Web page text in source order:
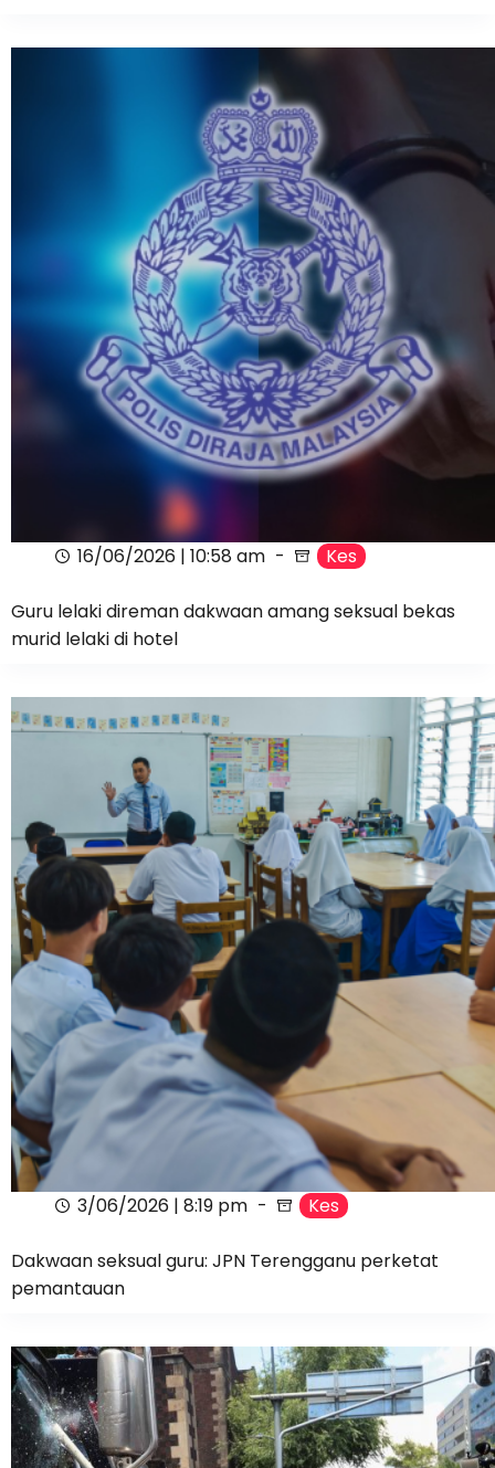
16/06/2026 | 10:58 am Kes
Guru lelaki direman dakwaan amang seksual bekas
murid lelaki di hotel
3/06/2026 | 8:19 pm Kes
Dakwaan seksual guru: JPN Terengganu perketat
pemantauan